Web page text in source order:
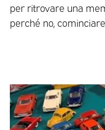
per ritrovare una
perché no,